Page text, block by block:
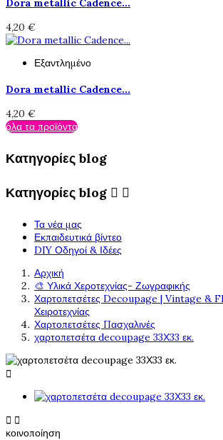
Dora metallic Cadence...
4,20 €
Εξαντλημένο
Dora metallic Cadence...
4,20 €
όλα τα προϊόντα
Κατηγορίες blog
Κατηγορίες blog  
Τα νέα μας
Εκπαιδευτικά βίντεο
DIY Οδηγοί & Ιδέες
Αρχική
🎨 Υλικά Χεροτεχνίας- Ζωγραφικής
Χαρτοπετσέτες Decoupage | Vintage &
Χειροτεχνίας
Χαρτοπετσέτες Πασχαλινές
χαρτοπετσέτα decoupage 33Χ33 εκ.

 
κοινοποίηση